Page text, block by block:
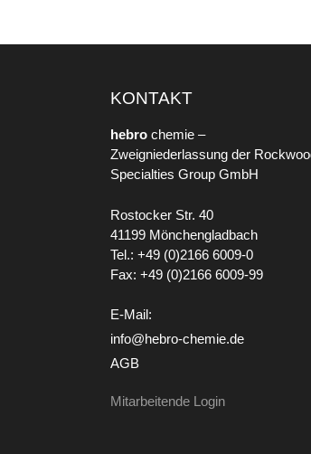
KONTAKT
hebro chemie –
Zweigniederlassung der
Specialties Group GmbH
Rostocker Str. 40
41199 Mönchengladbach
Tel.: +49 (0)2166 6009-0
Fax: +49 (0)2166 6009-99
E-Mail:
info@hebro-chemie.de
AGB
Mitarbeitende Login